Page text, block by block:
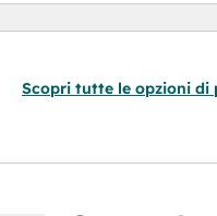
Scopri tutte le opzioni di